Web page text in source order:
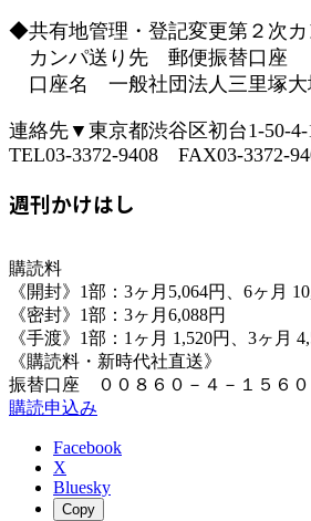
◆共有地管理・登記変更第２
カンパ送り先 郵便振替口座
口座名 一般社団法人三里塚大
連絡先▼東京都渋谷区初台1-50-
TEL03-3372-9408 FAX03-3372-
週刊かけはし
購読料
《開封》1部：3ヶ月5,064円、6ヶ
《密封》1部：3ヶ月6,088円
《手渡》1部：1ヶ月 1,520円、3ヶ月
《購読料・新時代社直送》
振替口座 ００８６０－４－１５６
購読申込み
Facebook
X
Bluesky
Copy